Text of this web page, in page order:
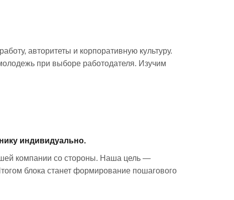
авторитеты и корпоративную культуру.
при выборе работодателя. Изучим
индивидуально.
компании со стороны. Наша цель —
блока станет формирование пошагового